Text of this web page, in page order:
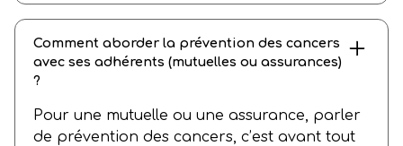
Comment aborder la prévention des cancers
avec ses adhérents (mutuelles ou assurances)
?
Pour une mutuelle ou une assurance, parler
de prévention des cancers, c’est avant tout